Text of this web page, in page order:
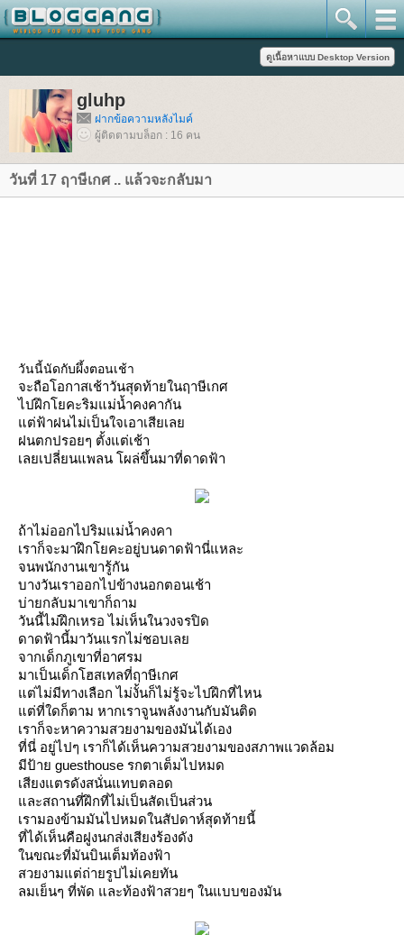
gluhp
ฝากข้อความหลังไมค์
ผู้ติดตามบล็อก : 16 คน
วันที่ 17 ฤาษีเกศ .. แล้วจะกลับมา
วันนี้นัดกับผึ้งตอนเช้า
จะถือโอกาสเช้าวันสุดท้ายในฤาษีเกศ
ไปฝึกโยคะริมแม่น้ำคงคากัน
ต่ฟ้าฝนไม่เป็นใจเอาเสียเล
ฝนตกปรอยๆ ตั้งแต่เช้า
เลยเปลี่ยนแพลน โผล่ขึ้นมาที่ดาดฟ้า
ถ้าไม่ออกไปริมแม่น้ำคงคา
เราก็จะมาฝึกโยคะอยู่บนดาดฟ้านี่แหละ
จนพนักงานเขารู้กัน
บางวันเราออกไปข้างนอกตอนเช้า
บ่ายกลับมาเขาก็ถาม
วันนี้ไม่ฝึกเหรอ ไม่เห็นในวงจรปิด
ดาดฟ้านี้มาวันแรกไม่ชอบเล
จากเด็กภูเขาที่อาศรม
มาเป็นเด็กโฮสเทลที่ฤาษีเกศ
ต่ไม่มีทางเลือก ไม่งั้นก็ไม่รู้จะไปฝึกที่ไหน
ต่ที่ใดก็ตาม หากเราจูนพลังงานกับมันติด
เราก็จะหาความสวยงามของมันได้เอง
ที่นี่ อยู่ไปๆ เราก็ได้เห็นความสวยงามของสภาพแวดล้อม
มีป้าย guesthouse รกตาเต็มไปหมด
เสียงแตรดังสนั่นแทบตลอด
ละสถานที่ฝึกที่ไม่เป็นสัดเป็นส่วน
เรามองข้ามมันไปหมดในสัปดาห์สุดท้ายนี้
ที่ได้เห็นคือฝูงนกส่งเสียงร้องดัง
นขณะที่มันบินเต็มท้องฟ้า
สวยงามแต่ถ่ายรูปไม่เคยทัน
ลมเย็นๆ ที่พัด และท้องฟ้าสวยๆ ในแบบของมัน